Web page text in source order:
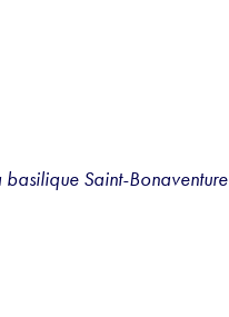
Saint-Bonaventure